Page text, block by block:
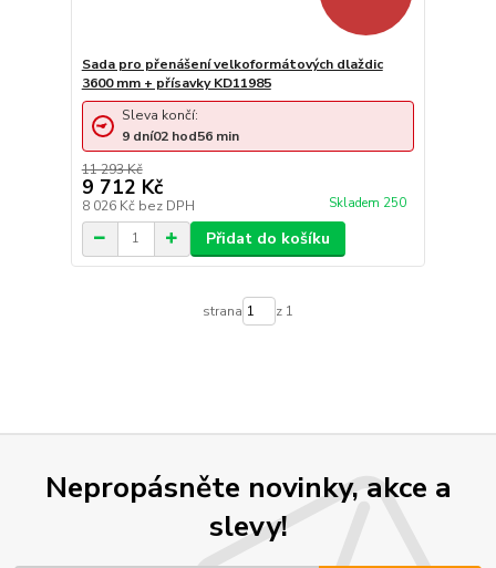
Sada pro přenášení velkoformátových dlaždic
3600 mm + přísavky KD11985
11 293 Kč
9 712 Kč
8 026 Kč bez DPH Skladem 250
Sleva končí:
9 dní02 hod56 min
Přidat do košíku
strana z 1
Nepropásněte novinky, akce a
slevy!